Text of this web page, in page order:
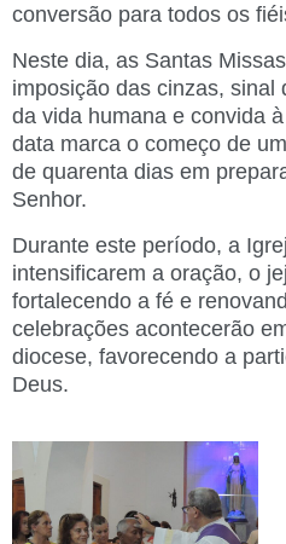
conversão para todos os
Neste dia, as Santas
imposição das cinzas, sinal
da vida humana e convida
data marca o começo de
de quarenta dias em
Senhor.
Durante este período, a
intensificarem a oração, o
fortalecendo a fé e
celebrações acontecerão
diocese, favorecendo a
Deus.